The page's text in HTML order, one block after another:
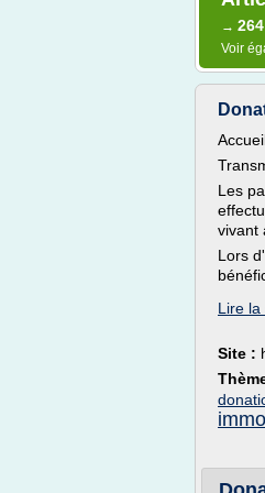
→
Voir
Les
vivant
Lors
Lire la
Site :